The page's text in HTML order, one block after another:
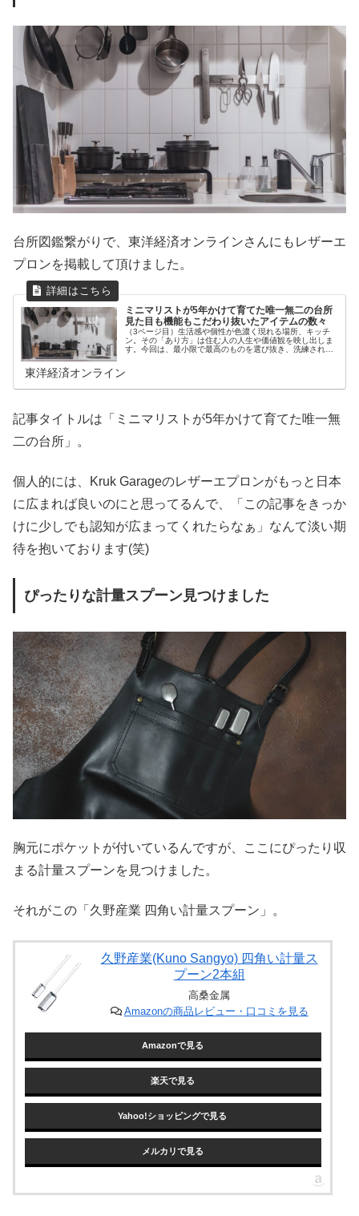
台所図鑑繋がりで、東洋経済オンラインさんにもレザーエ
プロンを掲載して頂けました。
ミニマリストが5年かけて育てた唯一無二の台所
見た目も機能もこだわり抜いたアイテムの数々
（3ページ目）生活感や個性が色濃く現れる場所、キッチ
ン。その「あり方」は住む人の人生や価値観を映し出しま
す。今回は、最小限で最高のものを選び抜き、洗練された
東洋経済オンライン
記事タイトルは「ミニマリストが5年かけて育てた唯一無
二の台所」。
個人的には、Kruk Garageのレザーエプロンがもっと日本
に広まれば良いのにと思ってるんで、「この記事をきっか
けに少しでも認知が広まってくれたらなぁ」なんて淡い期
待を抱いております(笑)
ぴったりな計量スプーン見つけました
胸元にポケットが付いているんですが、ここにぴったり収
まる計量スプーンを見つけました。
それがこの「久野産業 四角い計量スプーン」。
久野産業(Kuno Sangyo) 四角い計量ス
プーン2本組
高桑金属
Amazonの商品レビュー・口コミを見る
Amazonで見る
楽天で見る
Yahoo!ショッピングで見る
メルカリで見る